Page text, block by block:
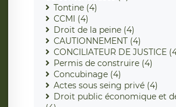
Tontine (4)
CCMI (4)
Droit de la peine (4)
CAUTIONNEMENT (4)
CONCILIATEUR DE JUSTICE
Permis de construire (4)
Concubinage (4)
Actes sous seing privé (4)
Droit public économique et